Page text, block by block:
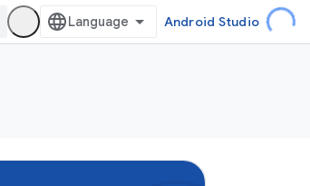
Android Studio